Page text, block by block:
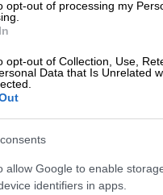
opt-out of processing my
opt-out of Collection, Use,
Data that Is Unrelated
allow Google to enable
identifiers in apps.
αναγκαία η
κατοικίδιων
και γάτες